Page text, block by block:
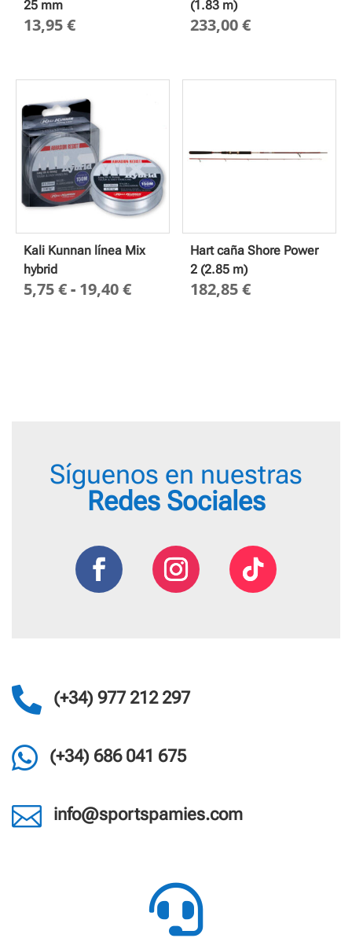
25 mm
13,95€
(1.83 m)
233,00€
Kali Kunnan línea Mix
hybrid
5,75€- 19,40€Rango
Hart caña Shore Power
2 (2.85 m)
182,85€
Síguenos en nuestras
Redes Sociales
 (+34) 977 212 297
 (+34) 686 041 675
 info@sportspamies.com
